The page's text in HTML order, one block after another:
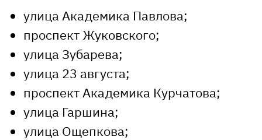
улица Академика Павлова;
проспект Жуковского;
улица Зубарева;
улица 23 августа;
проспект Академика Курчатова;
улица Гаршина;
улица Ощепкова;